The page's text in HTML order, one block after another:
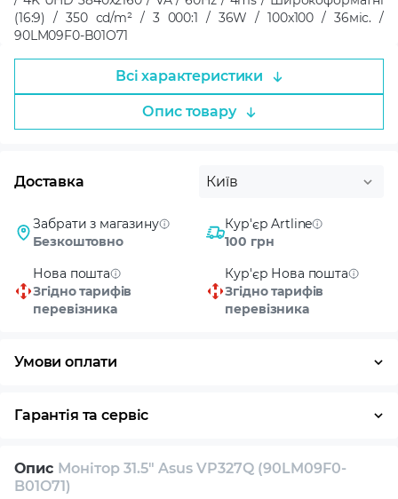
(16:9) / 350 cd/m² / 3 000:1 / 36W / 100x100 / 36міс. /
90LM09F0-B01O71
Всі характеристики
Опис товару
Доставка Київ
Забрати з магазину
Безкоштовно
Кур'єр Artline
100 грн
Нова пошта
Згідно тарифів
перевізника
Кур'єр Нова пошта
Згідно тарифів
перевізника
Умови оплати
Гарантія та сервіс
Власний сервісний центр Технічна підтримка
Опис Монітор 31.5" Asus VP327Q (90LM09F0-
B01O71)